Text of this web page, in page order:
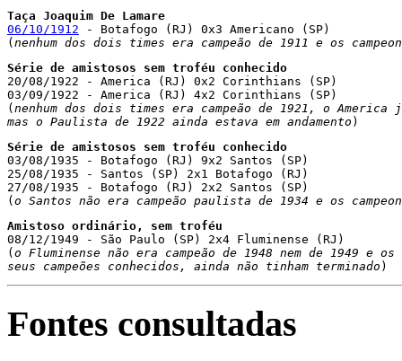
Taça Joaquim De Lamare
06/10/1912 - Botafogo (RJ) 0x3 Americano (SP)
(nenhum dos dois times era campeão de 1911 e os
Série de amistosos sem troféu conhecido
20/08/1922 - America (RJ) 0x2 Corinthians (SP)
03/09/1922 - America (RJ) 4x2 Corinthians (SP)
(nenhum dos dois times era campeão de 1921, o
mas o Paulista de 1922 ainda estava em andamento )
03/08/1935 - Botafogo (RJ) 9x2 Santos (SP)
25/08/1935 - Santos (SP) 2x1 Botafogo (RJ)
27/08/1935 - Botafogo (RJ) 2x2 Santos (SP)
(o Santos não era campeão paulista de 1934 e os
Amistoso ordinário, sem troféu
08/12/1949 - São Paulo (SP) 2x4 Fluminense (RJ)
(o Fluminense não era campeão de 1948 nem de 1949 e
seus campeões conhecidos, ainda não tinham terminado )
Fontes consultadas